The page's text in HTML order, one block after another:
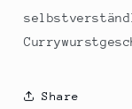
Share